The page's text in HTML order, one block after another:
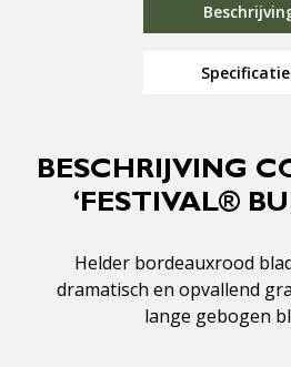
BESCHRIJVING
‘FESTIVAL®
Helder bordeauxrood
dramatisch en opvallend
lange gebogen